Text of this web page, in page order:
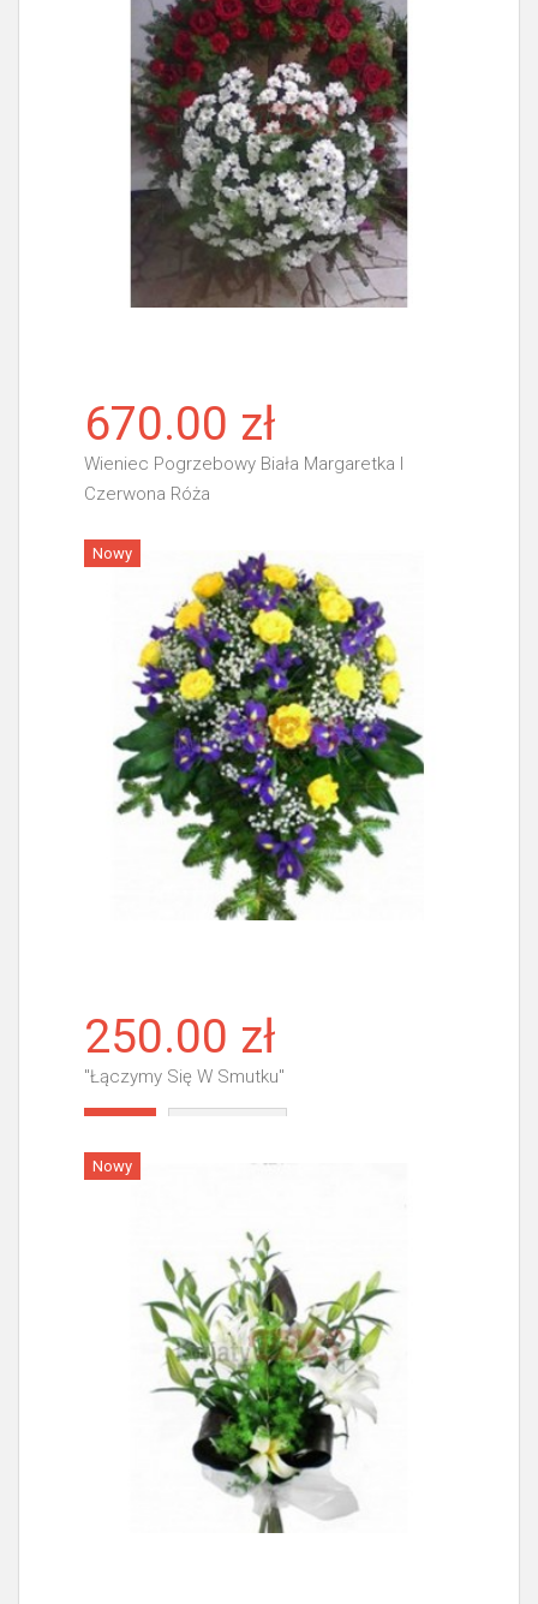
670.00 zł
Wieniec Pogrzebowy Biała Margaretka I
Czerwona Róża
Więcej
Nowy
250.00 zł
"Łączymy Się W Smutku"
Nowy